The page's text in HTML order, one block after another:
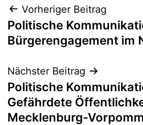
Vorheriger Beitrag
Politische
Bürgerengagement im
Nächster Beitrag
Politische
Gefährdete
Mecklenburg-